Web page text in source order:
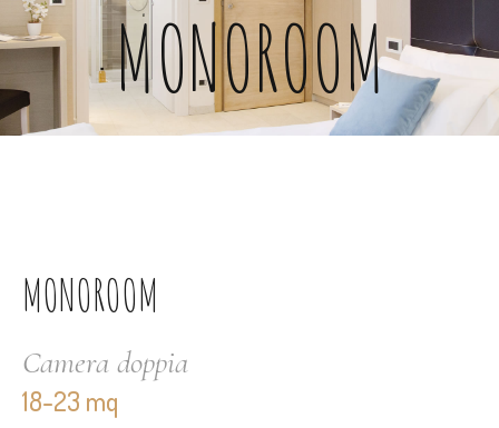
MONOROOM
MONOROOM
Camera doppia
18-23 mq